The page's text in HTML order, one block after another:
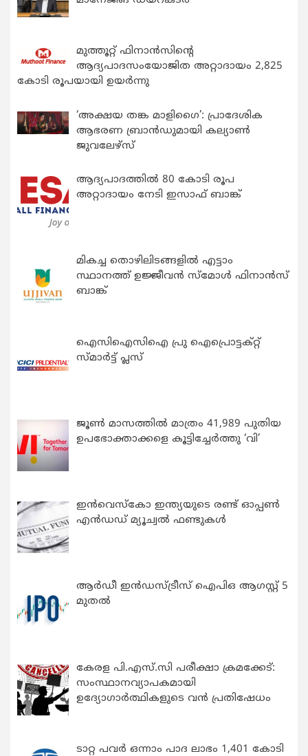
മുത്തൂറ്റ് ഫിനാൻസിന്റെ
ആദ്യപാദസംയോജിത അറ്റാദായം 2,825
കോടി രൂപയായി ഉയർന്നു
‘അക്ഷയ തങ്ക മാളിഗൈ’: പ്രാദേശിക
ആഭരണ ബ്രാന്‍ഡുമായി കല്യാണ്‍
ജുവലേഴ്‌സ്
ആദ്യപാദത്തിൽ 80 കോടി രൂപ
അറ്റാദായം നേടി ഇസാഫ് ബാങ്ക്
മികച്ച തൊഴിലിടങ്ങളിൽ എട്ടാം
സ്ഥാനത്ത് ഉജ്ജീവൻ സ്മോൾ ഫിനാൻസ്
ബാങ്ക്
ഐസിഐസിഐ പ്രു ഐപ്രൊട്ടക്റ്റ്
സ്മാർട്ട് പ്ലസ്
ജൂൺ മാസത്തിൽ മാത്രം 41,989 പുതിയ
ഉപഭോക്താക്കളെ കൂട്ടിച്ചേർത്തു ‘വി’
ഇന്‍വെസ്കോ ഇന്ത്യയുടെ രണ്ട് ഓപ്പണ്‍
എന്‍ഡഡ് മ്യൂച്വല്‍ ഫണ്ടുകള്‍
ആർഡീ ഇൻഡസ്ട്രീസ് ഐപിഒ ആഗസ്റ്റ് 5
മുതൽ
കേരള പി.എസ്.സി പരീക്ഷാ ക്രമക്കേട്:
സംസ്ഥാനവ്യാപകമായി
ഉദ്യോഗാര്‍ത്ഥികളുടെ വന്‍ പ്രതിഷേധം
ടാറ്റ പവർ ഒന്നാം പാദ ലാഭം 1,401 കോടി